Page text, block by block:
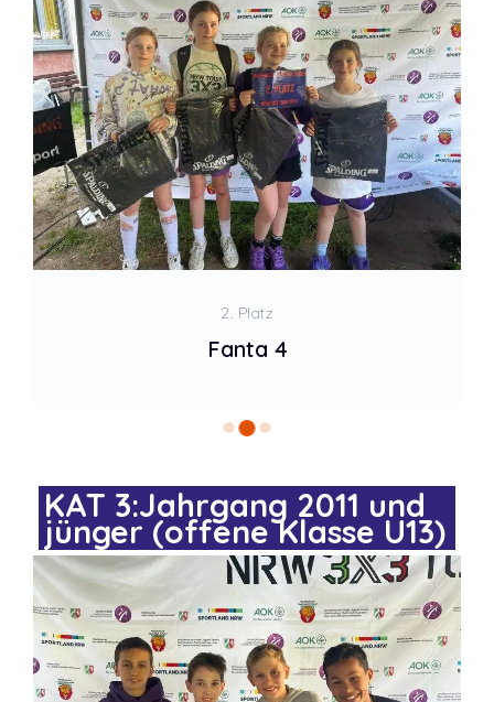
2. Platz
Fanta 4
KAT 3:Jahrgang 2011 und
jünger (offene Klasse U13)